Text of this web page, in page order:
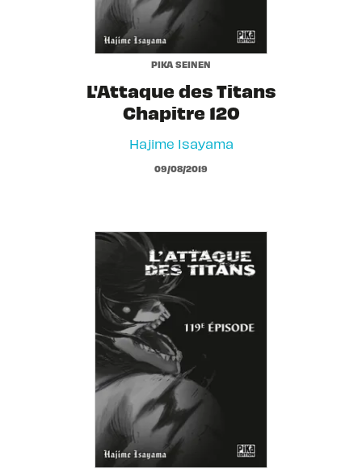
PIKA SEINEN
L'Attaque des Titans
Chapitre 120
Hajime Isayama
09/08/2019